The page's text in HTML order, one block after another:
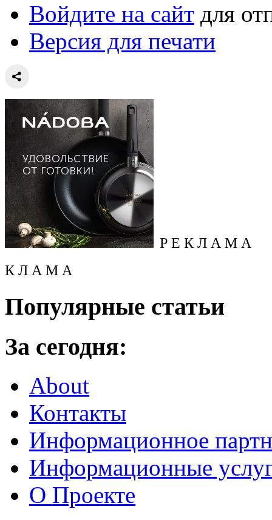
Войдите на сайт для
Версия для печати
Р Е К Л А М А
К Л А М А
Популярные статьи
За сегодня:
About
Контакты
Информационное
Информационные
О Проекте